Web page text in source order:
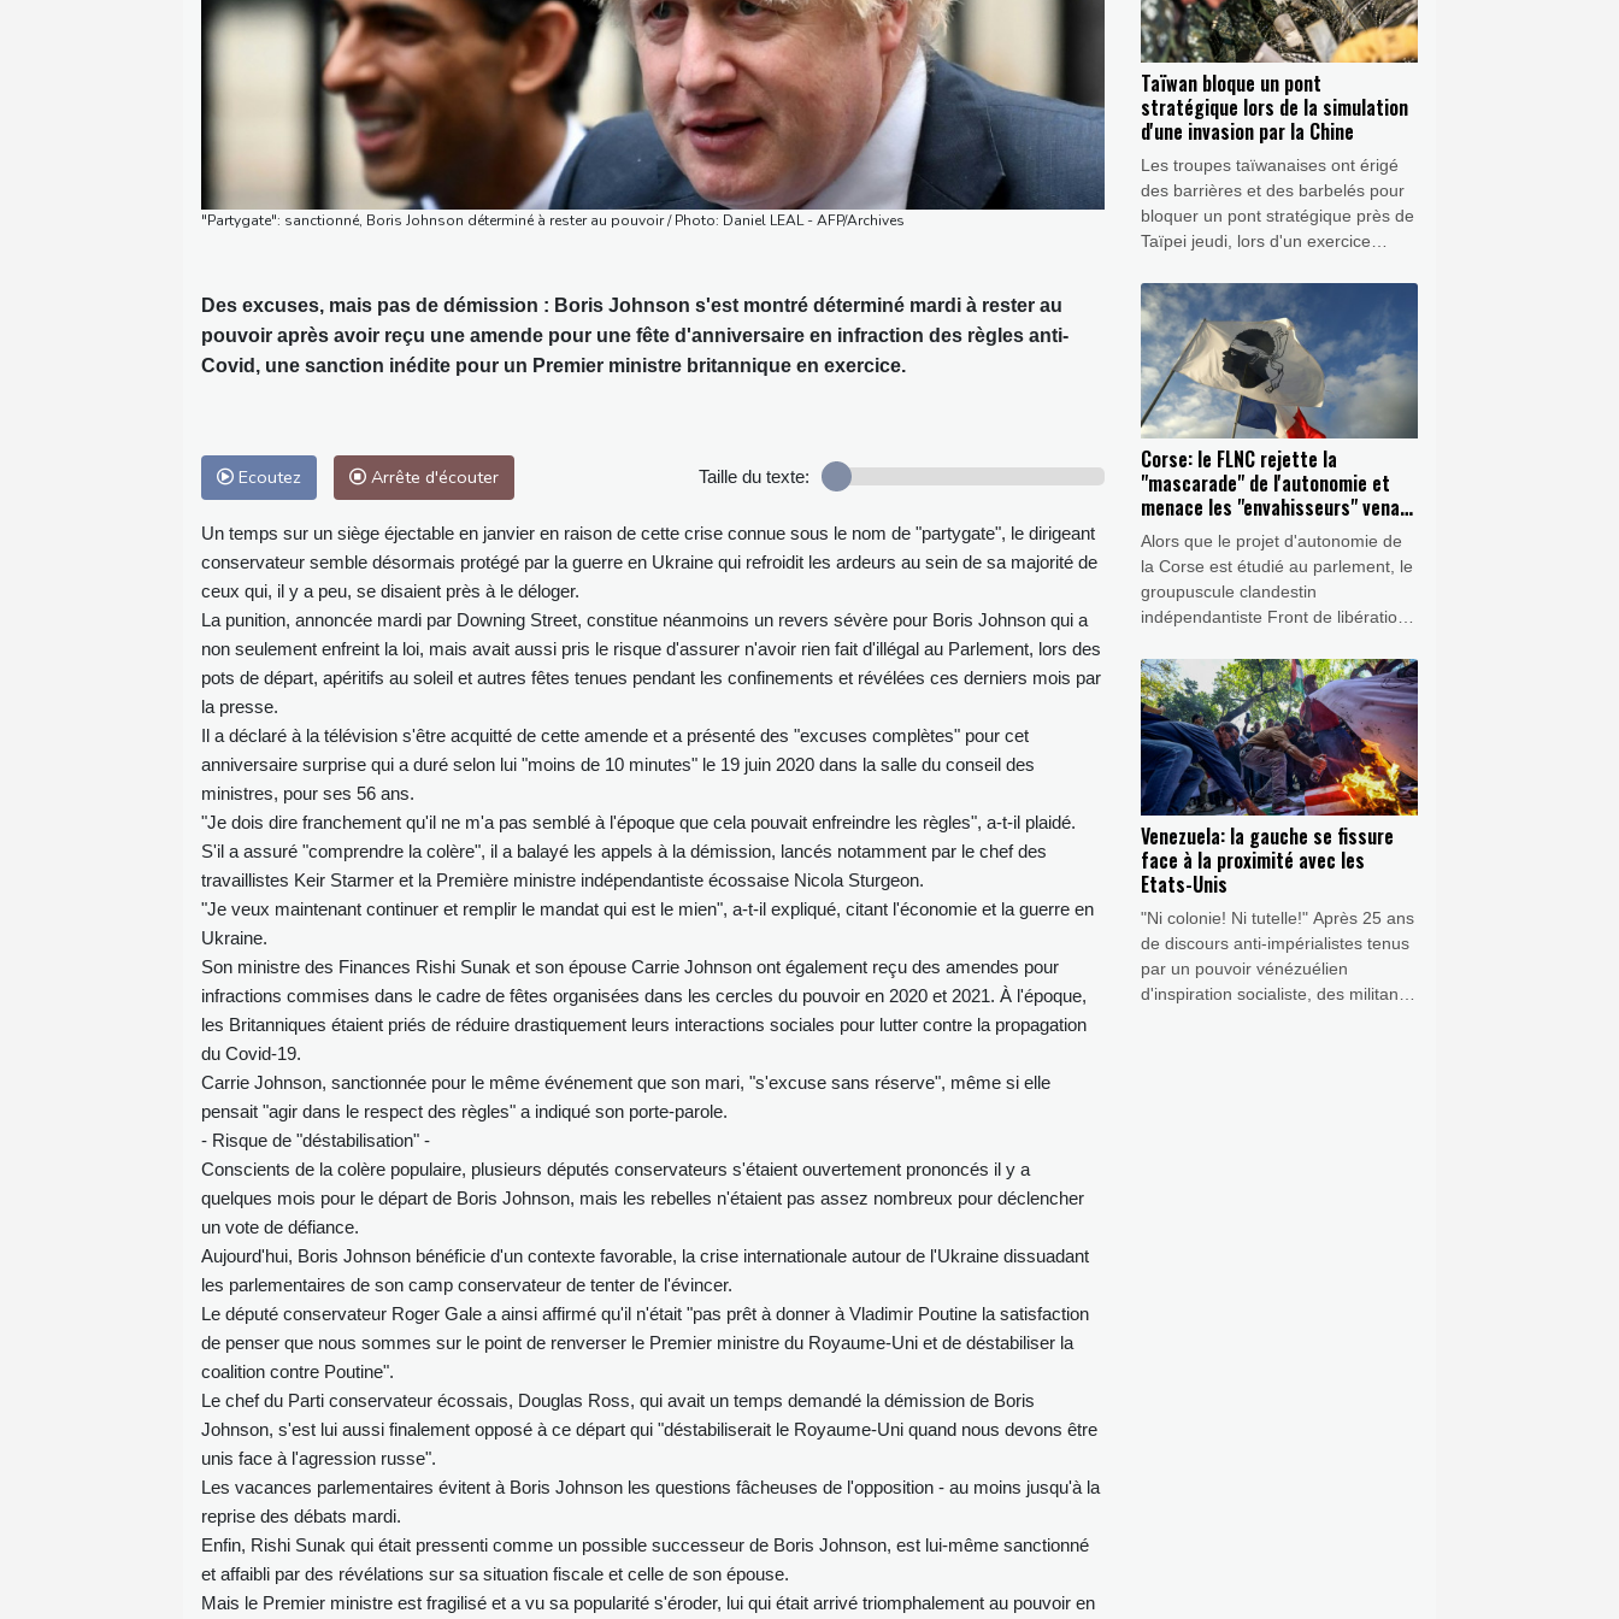
"Partygate": sanctionné, Boris Johnson déterminé à rester au pouvoir / Photo: Daniel LEAL - AFP/Archives
Des excuses, mais pas de démission : Boris Johnson s'est montré déterminé mardi à rester au
pouvoir après avoir reçu une amende pour une fête d'anniversaire en infraction des règles anti-
Covid, une sanction inédite pour un Premier ministre britannique en exercice.
Ecoutez Arrête d'écouter Taille du texte:
Un temps sur un siège éjectable en janvier en raison de cette crise connue sous le nom de "partygate", le dirigeant
conservateur semble désormais protégé par la guerre en Ukraine qui refroidit les ardeurs au sein de sa majorité de
ceux qui, il y a peu, se disaient près à le déloger.
La punition, annoncée mardi par Downing Street, constitue néanmoins un revers sévère pour Boris Johnson qui a
non seulement enfreint la loi, mais avait aussi pris le risque d'assurer n'avoir rien fait d'illégal au Parlement, lors des
pots de départ, apéritifs au soleil et autres fêtes tenues pendant les confinements et révélées ces derniers mois par
la presse.
Il a déclaré à la télévision s'être acquitté de cette amende et a présenté des "excuses complètes" pour cet
anniversaire surprise qui a duré selon lui "moins de 10 minutes" le 19 juin 2020 dans la salle du conseil des
ministres, pour ses 56 ans.
"Je dois dire franchement qu'il ne m'a pas semblé à l'époque que cela pouvait enfreindre les règles", a-t-il plaidé.
S'il a assuré "comprendre la colère", il a balayé les appels à la démission, lancés notamment par le chef des
travaillistes Keir Starmer et la Première ministre indépendantiste écossaise Nicola Sturgeon.
"Je veux maintenant continuer et remplir le mandat qui est le mien", a-t-il expliqué, citant l'économie et la guerre en
Ukraine.
Son ministre des Finances Rishi Sunak et son épouse Carrie Johnson ont également reçu des amendes pour
infractions commises dans le cadre de fêtes organisées dans les cercles du pouvoir en 2020 et 2021. À l'époque,
les Britanniques étaient priés de réduire drastiquement leurs interactions sociales pour lutter contre la propagation
du Covid-19.
Carrie Johnson, sanctionnée pour le même événement que son mari, "s'excuse sans réserve", même si elle
pensait "agir dans le respect des règles" a indiqué son porte-parole.
- Risque de "déstabilisation" -
Conscients de la colère populaire, plusieurs députés conservateurs s'étaient ouvertement prononcés il y a
quelques mois pour le départ de Boris Johnson, mais les rebelles n'étaient pas assez nombreux pour déclencher
un vote de défiance.
Aujourd'hui, Boris Johnson bénéficie d'un contexte favorable, la crise internationale autour de l'Ukraine dissuadant
les parlementaires de son camp conservateur de tenter de l'évincer.
Le député conservateur Roger Gale a ainsi affirmé qu'il n'était "pas prêt à donner à Vladimir Poutine la satisfaction
de penser que nous sommes sur le point de renverser le Premier ministre du Royaume-Uni et de déstabiliser la
coalition contre Poutine".
Le chef du Parti conservateur écossais, Douglas Ross, qui avait un temps demandé la démission de Boris
Johnson, s'est lui aussi finalement opposé à ce départ qui "déstabiliserait le Royaume-Uni quand nous devons être
unis face à l'agression russe".
Les vacances parlementaires évitent à Boris Johnson les questions fâcheuses de l'opposition - au moins jusqu'à la
reprise des débats mardi.
Enfin, Rishi Sunak qui était pressenti comme un possible successeur de Boris Johnson, est lui-même sanctionné
et affaibli par des révélations sur sa situation fiscale et celle de son épouse.
Mais le Premier ministre est fragilisé et a vu sa popularité s'éroder, lui qui était arrivé triomphalement au pouvoir en
Taïwan bloque un pont
stratégique lors de la simulation
d'une invasion par la Chine
Les troupes taïwanaises ont érigé
des barrières et des barbelés pour
bloquer un pont stratégique près de
Taïpei jeudi, lors d'un exercice
qui visait à bloquer l'accès à la
capitale.
Corse: le FLNC rejette la
"mascarade" de l'autonomie et
menace les "envahisseurs" venant
vivre sur l'île
Alors que le projet d'autonomie de
la Corse est étudié au parlement, le
groupuscule clandestin
indépendantiste Front de libération
Combattants (FLNC-UC) l'a
vivement rejeté ainsi que tous ses
soutiens, menaçant également les
"envahisseurs" non-corses sur l'île.
Venezuela: la gauche se fissure
face à la proximité avec les
Etats-Unis
"Ni colonie! Ni tutelle!" Après 25 ans
de discours anti-impérialistes tenus
par un pouvoir vénézuélien
d'inspiration socialiste, des militants